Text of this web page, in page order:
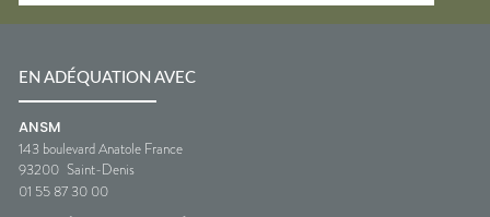
EN ADÉQUATION AVEC
ANSM
143 boulevard Anatole France
93200 Saint-Denis
01 55 87 30 00